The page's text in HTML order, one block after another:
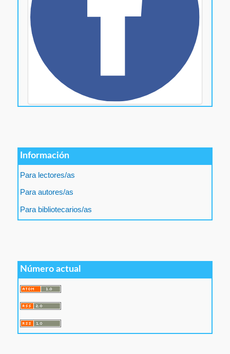
Información
Para lectores/as
Para autores/as
Para bibliotecarios/as
Número actual